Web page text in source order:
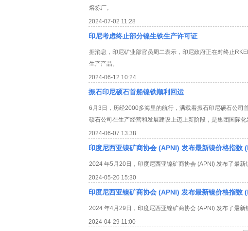
熔炼厂。
2024-07-02 11:28
印尼考虑终止部分镍生铁生产许可证
据消息，印尼矿业部官员周二表示，印尼政府正在对终止
生产产品。
2024-06-12 10:24
振石印尼硕石首船镍铁顺利回运
6月3日，历经2000多海里的航行，满载着振石印尼硕石公
硕石公司在生产经营和发展建设上迈上新阶段，是集团国际化
2024-06-07 13:38
印度尼西亚镍矿商协会 (APNI) 发布最新镍价格指数
2024 年5月20日，印度尼西亚镍矿商协会 (APNI) 发布了最新
2024-05-20 15:30
印度尼西亚镍矿商协会 (APNI) 发布最新镍价格指数
2024 年4月29日，印度尼西亚镍矿商协会 (APNI) 发布了最新
2024-04-29 11:00